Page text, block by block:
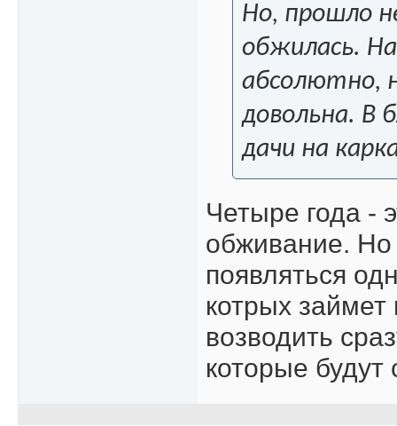
Но, прошло
обжилась.
абсолютно,
довольна. В
дачи на
Четыре года -
обживание. Но
появляться
котрых
возводить
которые будут